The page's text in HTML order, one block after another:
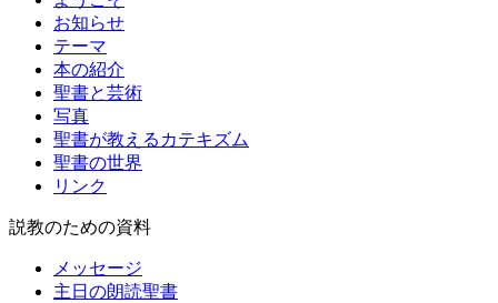
お知らせ
テーマ
本の紹介
聖書と芸術
写真
聖書が教えるカテキズム
聖書の世界
リンク
説教のための資料
メッセージ
主日の朗読聖書